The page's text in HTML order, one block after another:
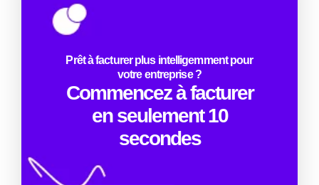
Prêt à facturer plus intelligemment pour
votre entreprise ?
Commencez à facturer
en seulement 10
secondes